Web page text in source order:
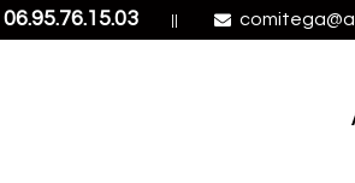
06.95.76.15.03